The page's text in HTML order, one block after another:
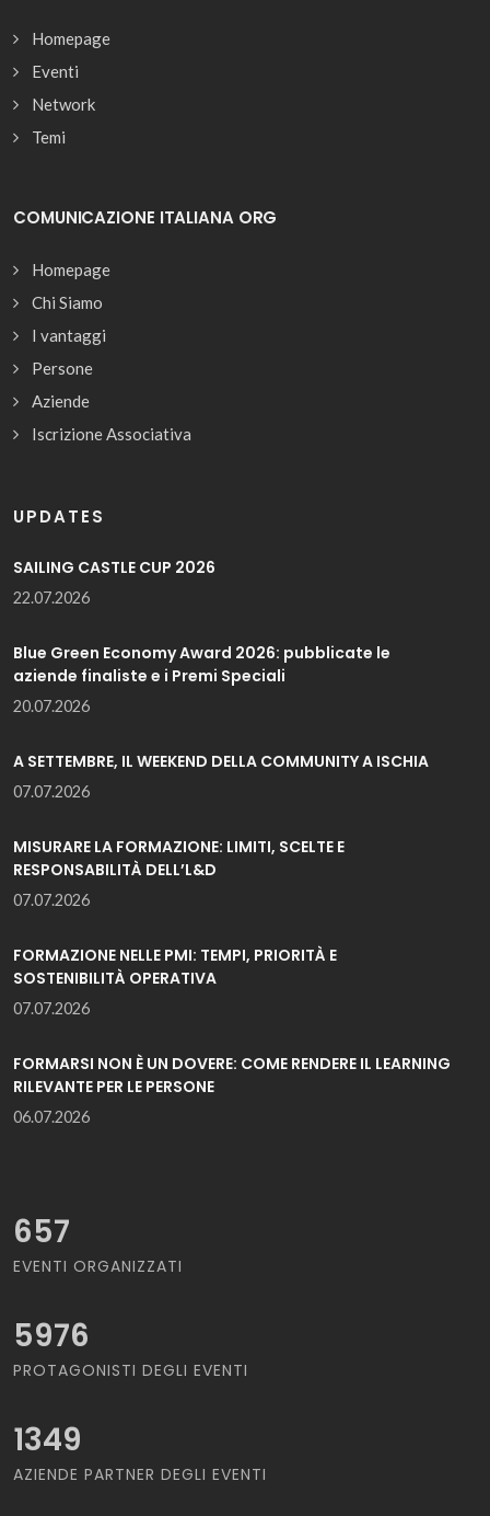
Homepage
Eventi
Network
Temi
COMUNICAZIONE ITALIANA ORG
Homepage
Chi Siamo
I vantaggi
Persone
Aziende
Iscrizione Associativa
UPDATES
SAILING CASTLE CUP 2026
22.07.2026
Blue Green Economy Award 2026: pubblicate le
aziende finaliste e i Premi Speciali
20.07.2026
A SETTEMBRE, IL WEEKEND DELLA COMMUNITY A ISCHIA
07.07.2026
MISURARE LA FORMAZIONE: LIMITI, SCELTE E
RESPONSABILITÀ DELL’L&D
07.07.2026
FORMAZIONE NELLE PMI: TEMPI, PRIORITÀ E
SOSTENIBILITÀ OPERATIVA
07.07.2026
FORMARSI NON È UN DOVERE: COME RENDERE IL LEARNING
RILEVANTE PER LE PERSONE
06.07.2026
657
EVENTI ORGANIZZATI
5976
PROTAGONISTI DEGLI EVENTI
1349
AZIENDE PARTNER DEGLI EVENTI